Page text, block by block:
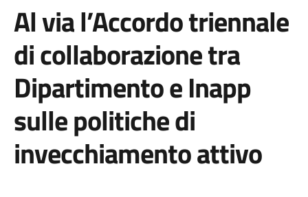
Al via l’Accordo triennale
di collaborazione tra
Dipartimento e Inapp
sulle politiche di
invecchiamento attivo